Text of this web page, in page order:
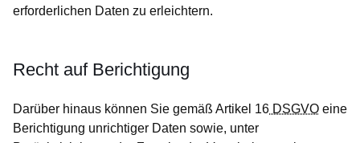
erforderlichen Daten zu erleichtern.
Recht auf Berichtigung
Darüber hinaus können Sie gemäß Artikel 16 DSGVO eine
Berichtigung unrichtiger Daten sowie, unter